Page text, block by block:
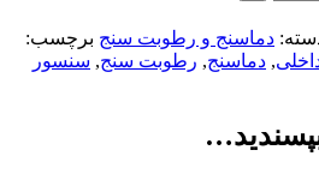
دماسنج و رطوبت سنج برچسب:
, دماسنج, رطوبت سنج, سنسور